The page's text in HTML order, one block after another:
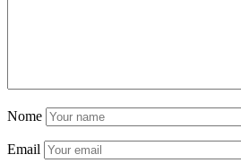
Nome
Email